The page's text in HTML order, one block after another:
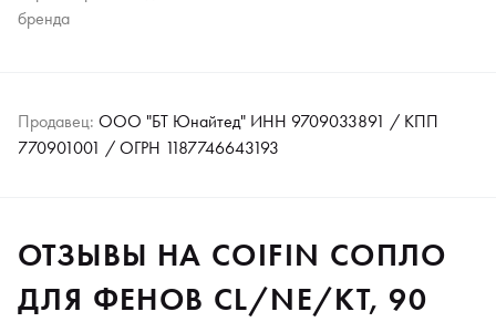
бренда
Продавец: ООО "БТ Юнайтед" ИНН 9709033891 / КПП
770901001 / ОГРН 1187746643193
ОТЗЫВЫ НА COIFIN СОПЛО
ДЛЯ ФЕНОВ CL/NE/KT, 90